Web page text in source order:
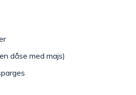
dåse med majs)